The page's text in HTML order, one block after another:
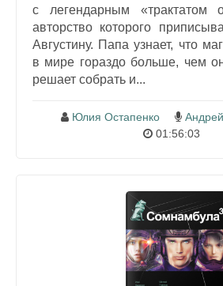
с легендарным «трактатом
авторство которого
Августину. Папа узнает, что
в мире гораздо больше, чем
решает собрать и...
Юлия Остапенко
01:56:03